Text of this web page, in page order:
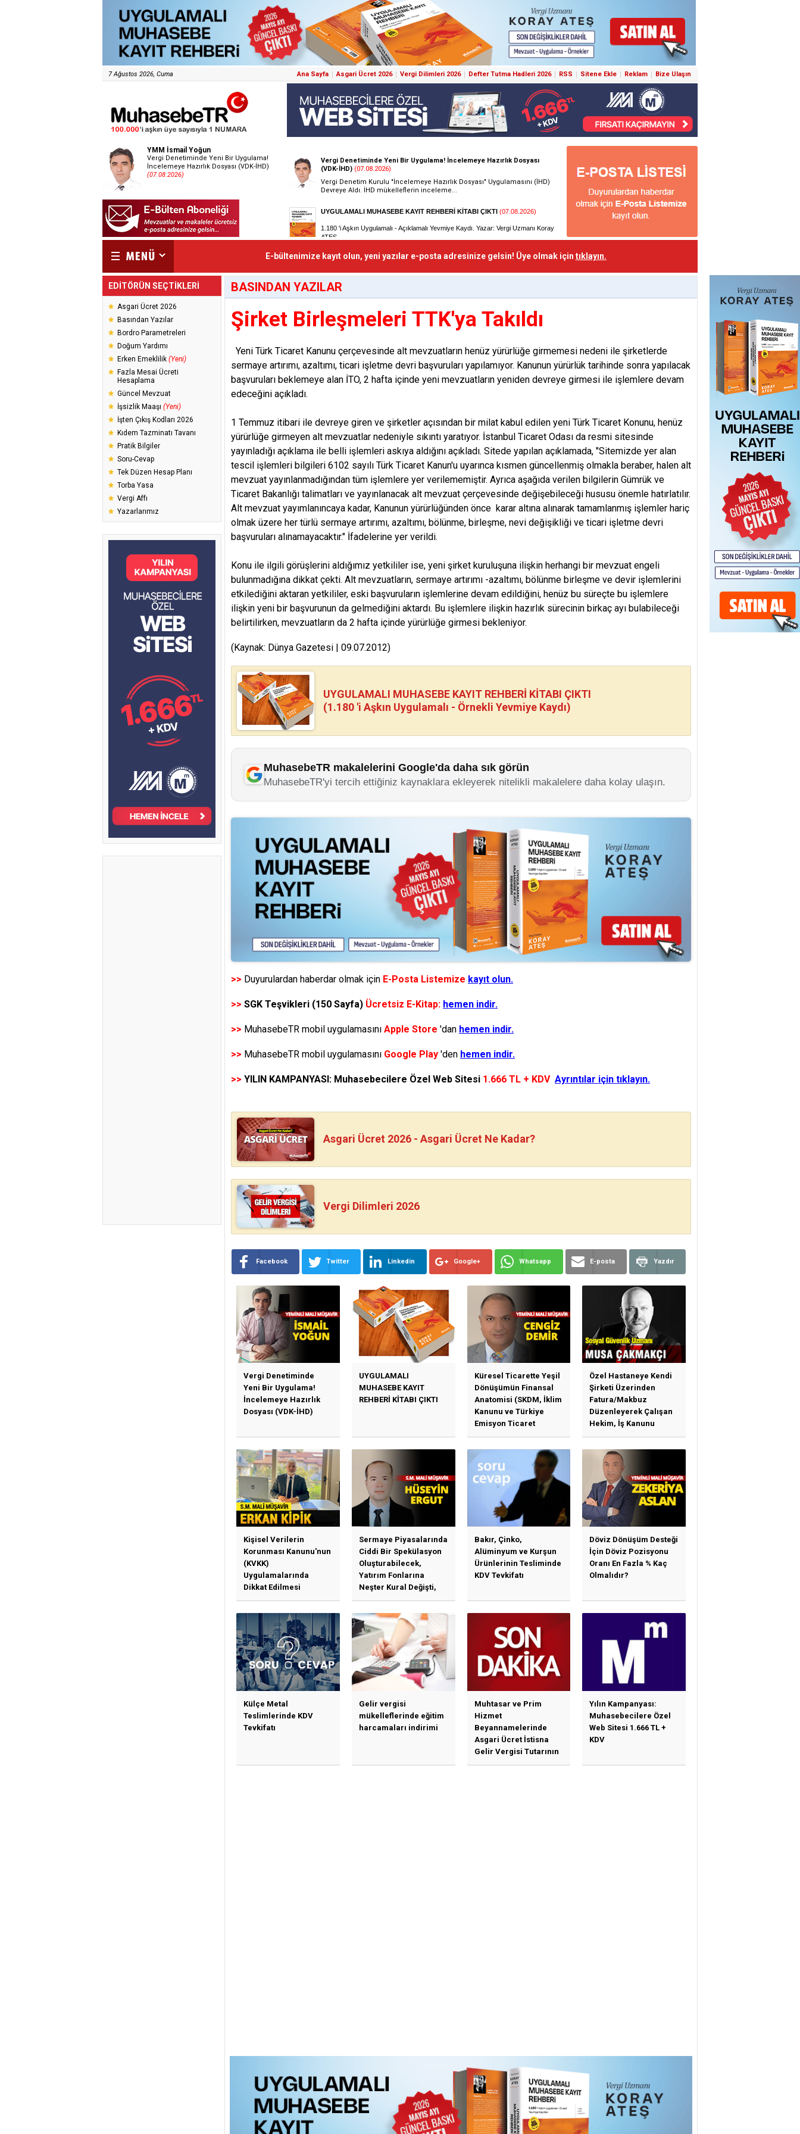
7 Ağustos 2026, Cuma Ana Sayfa Asgari Ücret 2026 Vergi Dilimleri 2026 Defter Tutma Hadleri 2026 RSS Sitene Ekle Reklam Bize Ulaşın
YMM İsmail Yoğun
Vergi Denetiminde Yeni Bir Uygulama!
İncelemeye Hazırlık Dosyası (VDK-İHD)
(07.08.2026)
E-bültenimize kayıt olun, yeni yazılar e-posta adresinize gelsin! Üye olmak için tıklayın.
EDİTÖRÜN SEÇTİKLERİ
Asgari Ücret 2026
Basından Yazılar
Bordro Parametreleri
Doğum Yardımı
Erken Emeklilik (Yeni)
Fazla Mesai Ücreti
Hesaplama
Güncel Mevzuat
İşsizlik Maaşı (Yeni)
İşten Çıkış Kodları 2026
Kıdem Tazminatı Tavanı
Pratik Bilgiler
Soru-Cevap
Tek Düzen Hesap Planı
Torba Yasa
Vergi Affı
Yazarlarımız
BASINDAN YAZILAR
Şirket Birleşmeleri TTK'ya Takıldı
Yeni Türk Ticaret Kanunu çerçevesinde alt mevzuatların henüz yürürlüğe girmemesi nedeni ile şirketlerde
sermaye artırımı, azaltımı, ticari işletme devri başvuruları yapılamıyor. Kanunun yürürlük tarihinde sonra yapılacak
başvuruları beklemeye alan İTO, 2 hafta içinde yeni mevzuatların yeniden devreye girmesi ile işlemlere devam
edeceğini açıkladı.
1 Temmuz itibari ile devreye giren ve şirketler açısından bir milat kabul edilen yeni Türk Ticaret Konunu, henüz
yürürlüğe girmeyen alt mevzuatlar nedeniyle sıkıntı yaratıyor. İstanbul Ticaret Odası da resmi sitesinde
yayınladığı açıklama ile belli işlemleri askıya aldığını açıkladı. Sitede yapılan açıklamada, "Sitemizde yer alan
tescil işlemleri bilgileri 6102 sayılı Türk Ticaret Kanun'u uyarınca kısmen güncellenmiş olmakla beraber, halen alt
mevzuat yayınlanmadığından tüm işlemlere yer verilememiştir. Ayrıca aşağıda verilen bilgilerin Gümrük ve
Ticaret Bakanlığı talimatları ve yayınlanacak alt mevzuat çerçevesinde değişebileceği hususu önemle hatırlatılır.
Alt mevzuat yayımlanıncaya kadar, Kanunun yürürlüğünden önce karar altına alınarak tamamlanmış işlemler hariç
olmak üzere her türlü sermaye artırımı, azaltımı, bölünme, birleşme, nevi değişikliği ve ticari işletme devri
başvuruları alınamayacaktır." İfadelerine yer verildi.
Konu ile ilgili görüşlerini aldığımız yetkililer ise, yeni şirket kuruluşuna ilişkin herhangi bir mevzuat engeli
bulunmadığına dikkat çekti. Alt mevzuatların, sermaye artırımı -azaltımı, bölünme birleşme ve devir işlemlerini
etkilediğini aktaran yetkililer, eski başvuruların işlemlerine devam edildiğini, henüz bu süreçte bu işlemlere
ilişkin yeni bir başvurunun da gelmediğini aktardı. Bu işlemlere ilişkin hazırlık sürecinin birkaç ayı bulabileceği
belirtilirken, mevzuatların da 2 hafta içinde yürürlüğe girmesi bekleniyor.
(Kaynak: Dünya Gazetesi | 09.07.2012)
UYGULAMALI MUHASEBE KAYIT REHBERİ KİTABI ÇIKTI
(1.180 'i Aşkın Uygulamalı - Örnekli Yevmiye Kaydı)
MuhasebeTR makalelerini Google'da daha sık görün
MuhasebeTR'yi tercih ettiğiniz kaynaklara ekleyerek nitelikli makalelere daha kolay ulaşın.
>> Duyurulardan haberdar olmak için E-Posta Listemize kayıt olun.
>> SGK Teşvikleri (150 Sayfa) Ücretsiz E-Kitap: hemen indir.
>> MuhasebeTR mobil uygulamasını Apple Store 'dan hemen indir.
>> MuhasebeTR mobil uygulamasını Google Play 'den hemen indir.
>> YILIN KAMPANYASI: Muhasebecilere Özel Web Sitesi 1.666 TL + KDV Ayrıntılar için tıklayın.
Asgari Ücret 2026 - Asgari Ücret Ne Kadar?
Vergi Dilimleri 2026
Facebook Twitter Linkedin Google+ Whatsapp E-posta Yazdır
Vergi Denetiminde
Yeni Bir Uygulama!
İncelemeye Hazırlık
Dosyası (VDK-İHD)
UYGULAMALI
MUHASEBE KAYIT
REHBERİ KİTABI ÇIKTI
Küresel Ticarette Yeşil
Dönüşümün Finansal
Anatomisi (SKDM, İklim
Kanunu ve Türkiye
Emisyon Ticaret
Sistemi (TR-ETS)
Özel Hastaneye Kendi
Şirketi Üzerinden
Fatura/Makbuz
Düzenleyerek Çalışan
Hekim, İş Kanunu
Hükümlerinden
Kişisel Verilerin
Korunması Kanunu'nun
(KVKK)
Uygulamalarında
Dikkat Edilmesi
Gereken Özet Başlıklar
Sermaye Piyasalarında
Ciddi Bir Spekülasyon
Oluşturabilecek,
Yatırım Fonlarına
Neşter Kural Değişti,
SPK’dan Kritik Hamle
Haberlerine Sermaye
Piyasası Kurulundan
Yalanlama Ve Yerinde
Bir Açıklama Geldi
Bakır, Çinko,
Alüminyum ve Kurşun
Ürünlerinin Tesliminde
KDV Tevkifatı
Döviz Dönüşüm Desteği
İçin Döviz Pozisyonu
Oranı En Fazla % Kaç
Olmalıdır?
Külçe Metal
Teslimlerinde KDV
Tevkifatı
Gelir vergisi
mükelleflerinde eğitim
harcamaları indirimi
Muhtasar ve Prim
Hizmet
Beyannamelerinde
Asgari Ücret İstisna
Gelir Vergisi Tutarının
Güncellenmesine
Yılın Kampanyası:
Muhasebecilere Özel
Web Sitesi 1.666 TL +
KDV